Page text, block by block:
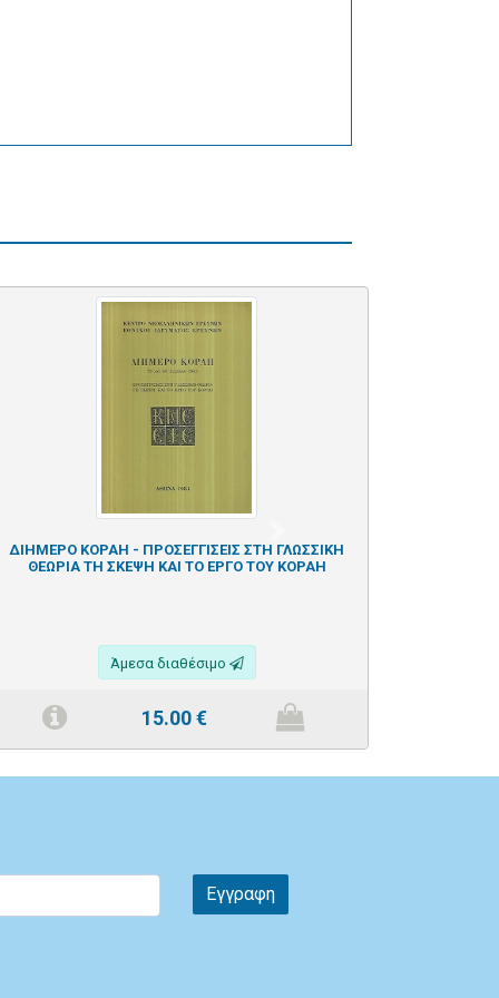
ΔΙΗΜΕΡΟ ΚΟΡΑΗ - ΠΡΟΣΕΓΓΙΣΕΙΣ ΣΤΗ ΓΛΩΣΣΙΚΗ
ΘΕΩΡΙΑ ΤΗ ΣΚΕΨΗ ΚΑΙ ΤΟ ΕΡΓΟ ΤΟΥ ΚΟΡΑΗ
Άμεσα διαθέσιμο
15.00€
Next
Εγγραφη